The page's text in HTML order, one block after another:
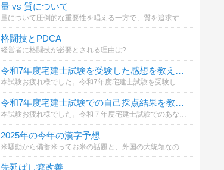
量 vs 質について
量について圧倒的な重要性を唱える一方で、質を追求することも決して無駄ではない。どちらが重要だと考えるか選択してください。
格闘技とPDCA
経営者に格闘技が必要とされる理由は?
令和7年度宅建士試験を受験した感想を教えて下さい
本試験お疲れ様でした。令和7年度宅建士試験を受験した感想を教えて下さい
令和7年度宅建士試験での自己採点結果を教えて下さい
本試験お疲れ様でした。令和７年度宅建士試験でのあなたの自己採点結果を教えて下さい
2025年の今年の漢字予想
先延ばし癖改善